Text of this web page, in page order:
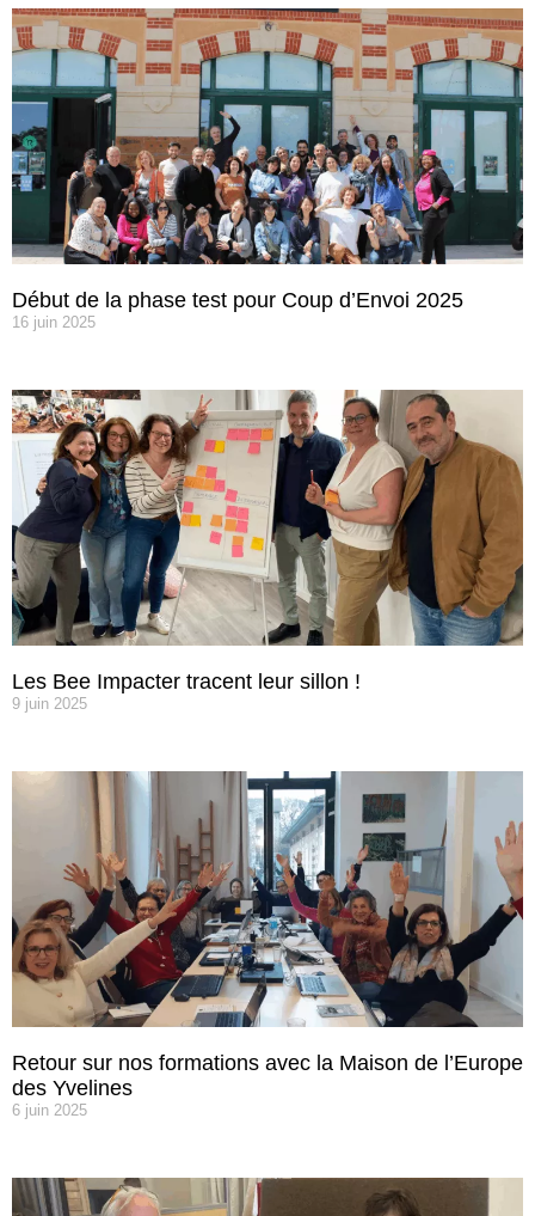
Début de la phase test pour Coup d’Envoi 2025
16 juin 2025
Les Bee Impacter tracent leur sillon !
9 juin 2025
Retour sur nos formations avec la Maison de l’Europe
des Yvelines
6 juin 2025